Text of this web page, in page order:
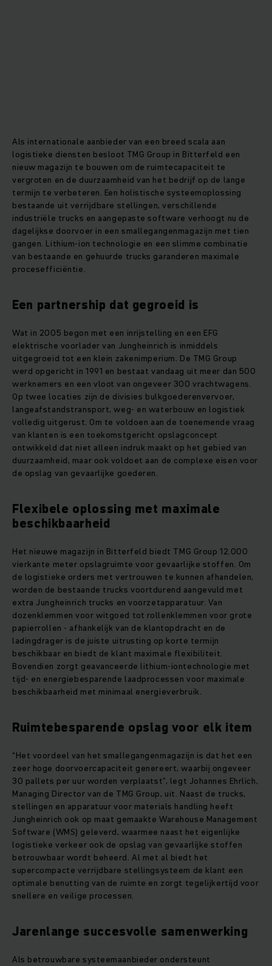
Als internationale aanbieder van een breed scala aan
logistieke diensten besloot TMG Group in Bitterfeld een
nieuw magazijn te bouwen om de ruimtecapaciteit te
vergroten en de duurzaamheid van het bedrijf op de lange
termijn te verbeteren. Een holistische systeemoplossing
bestaande uit verrijdbare stellingen, verschillende
industriële trucks en aangepaste software verhoogt nu de
dagelijkse doorvoer in een smallegangenmagazijn met tien
gangen. Lithium-ion technologie en een slimme combinatie
van bestaande en gehuurde trucks garanderen maximale
procesefficiëntie.
Een partnership dat gegroeid is
Wat in 2005 begon met een inrijstelling en een EFG
elektrische voorlader van Jungheinrich is inmiddels
uitgegroeid tot een klein zakenimperium. De TMG Group
werd opgericht in 1991 en bestaat vandaag uit meer dan 500
werknemers en een vloot van ongeveer 300 vrachtwagens.
Op twee locaties zijn de divisies bulkgoederenvervoer,
langeafstandstransport, weg- en waterbouw en logistiek
volledig uitgerust. Om te voldoen aan de toenemende vraag
van klanten is een toekomstgericht opslagconcept
ontwikkeld dat niet alleen indruk maakt op het gebied van
duurzaamheid, maar ook voldoet aan de complexe eisen voor
de opslag van gevaarlijke goederen.
Flexibele oplossing met maximale
beschikbaarheid
Het nieuwe magazijn in Bitterfeld biedt TMG Group 12.000
vierkante meter opslagruimte voor gevaarlijke stoffen. Om
de logistieke orders met vertrouwen te kunnen afhandelen,
worden de bestaande trucks voortdurend aangevuld met
extra Jungheinrich trucks en voorzetapparatuur. Van
dozenklemmen voor witgoed tot rollenklemmen voor grote
papierrollen - afhankelijk van de klantopdracht en de
ladingdrager is de juiste uitrusting op korte termijn
beschikbaar en biedt de klant maximale flexibiliteit.
Bovendien zorgt geavanceerde lithium-iontechnologie met
tijd- en energiebesparende laadprocessen voor maximale
beschikbaarheid met minimaal energieverbruik.
Ruimtebesparende opslag voor elk item
“Het voordeel van het smallegangenmagazijn is dat het een
zeer hoge doorvoercapaciteit genereert, waarbij ongeveer
30 pallets per uur worden verplaatst”, legt Johannes Ehrlich,
Managing Director van de TMG Group, uit. Naast de trucks,
stellingen en apparatuur voor materials handling heeft
Jungheinrich ook op maat gemaakte Warehouse Management
Software (WMS) geleverd, waarmee naast het eigenlijke
logistieke verkeer ook de opslag van gevaarlijke stoffen
betrouwbaar wordt beheerd. Al met al biedt het
supercompacte verrijdbare stellingsysteem de klant een
optimale benutting van de ruimte en zorgt tegelijkertijd voor
snellere en veilige processen.
Jarenlange succesvolle samenwerking
Als betrouwbare systeemaanbieder ondersteunt